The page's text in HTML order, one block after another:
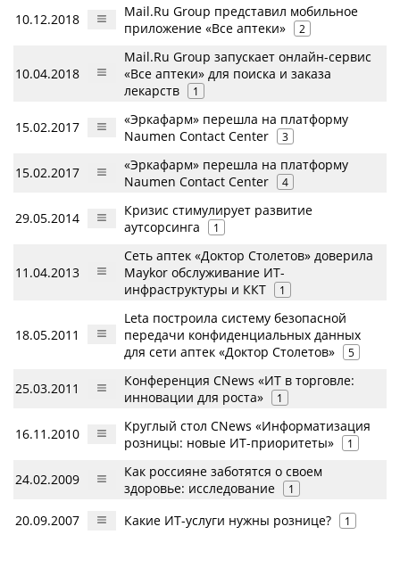
10.12.2018
Mail.Ru Group представил мобильное
приложение «Все аптеки»
2
10.04.2018
Mail.Ru Group запускает онлайн-сервис
«Все аптеки» для поиска и заказа
лекарств
1
15.02.2017
«Эркафарм» перешла на платформу
Naumen Contact Center
3
15.02.2017
«Эркафарм» перешла на платформу
Naumen Contact Center
4
29.05.2014
Кризис стимулирует развитие
аутсорсинга
1
11.04.2013
Сеть аптек «Доктор Столетов» доверила
Maykor обслуживание ИТ-
инфраструктуры и ККТ
1
18.05.2011
Leta построила систему безопасной
передачи конфиденциальных данных
для сети аптек «Доктор Столетов»
5
25.03.2011
Конференция CNews «ИТ в торговле:
инновации для роста»
1
16.11.2010
Круглый стол CNews «Информатизация
розницы: новые ИТ-приоритеты»
1
24.02.2009
Как россияне заботятся о своем
здоровье: исследование
1
20.09.2007 Какие ИТ-услуги нужны рознице? 1